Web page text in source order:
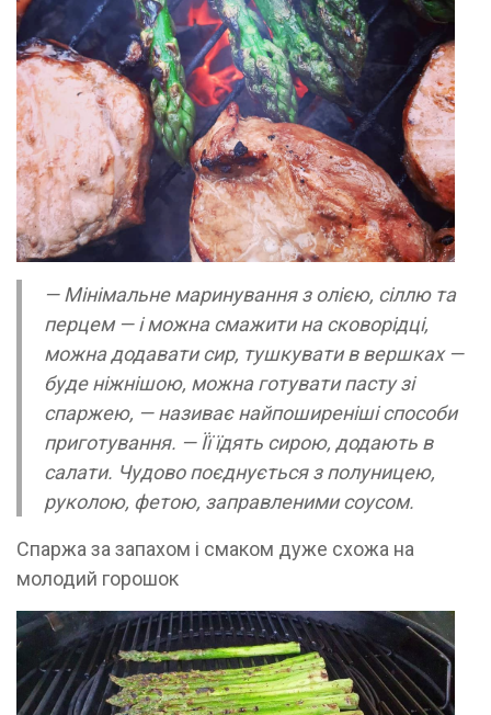
— Мінімальне маринування з олією, сіллю та
перцем — і можна смажити на сковорідці,
можна додавати сир, тушкувати в вершках —
буде ніжнішою, можна готувати пасту зі
спаржею, — називає найпоширеніші способи
приготування. — Її їдять сирою, додають в
салати. Чудово поєднується з полуницею,
руколою, фетою, заправленими соусом.
Спаржа за запахом і смаком дуже схожа на
молодий горошок